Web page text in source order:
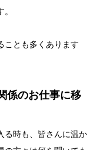
ことも多くあります
係のお仕事に移
る時も、皆さんに温か